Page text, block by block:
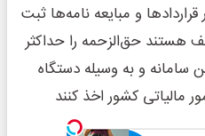
و مبایعه نامه‌ها ثبت
هستند حق‌الزحمه را حداکثر
سامانه و به وسیله دستگاه
مالیاتی کشور اخذ کنند